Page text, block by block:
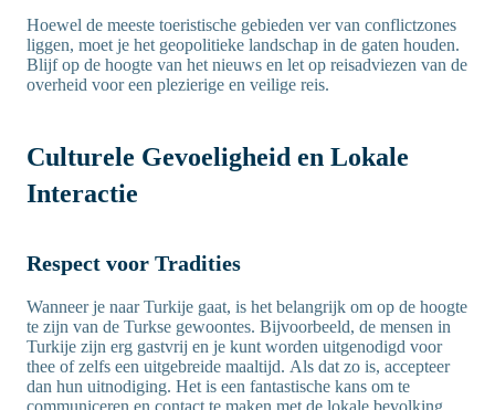
Hoewel de meeste toeristische gebieden ver van conflictzones
liggen, moet je het geopolitieke landschap in de gaten houden.
Blijf op de hoogte van het nieuws en let op reisadviezen van de
overheid voor een plezierige en veilige reis.
Culturele Gevoeligheid en Lokale
Interactie
Respect voor Tradities
Wanneer je naar Turkije gaat, is het belangrijk om op de hoogte
te zijn van de Turkse gewoontes. Bijvoorbeeld, de mensen in
Turkije zijn erg gastvrij en je kunt worden uitgenodigd voor
thee of zelfs een uitgebreide maaltijd. Als dat zo is, accepteer
dan hun uitnodiging. Het is een fantastische kans om te